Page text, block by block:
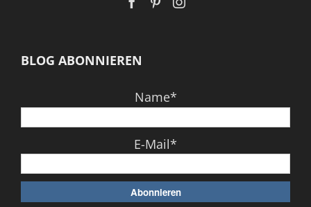
BLOG ABONNIEREN
Name*
E-Mail*